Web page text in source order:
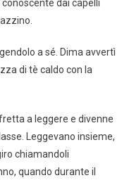
dai capelli
a sé. Dima avvertì
di tè caldo con la
a leggere e divenne
Leggevano insieme,
chiamandoli
quando durante il